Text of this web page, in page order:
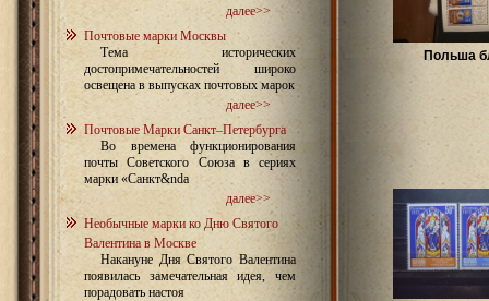
далее>>
Почтовые марки Москвы
Тема исторических
достопримечательностей широко
освещена в выпусках почтовых марок
далее>>
Почтовые Марки Санкт–Петербурга
Во времена функционирования
почты Советского Союза в сериях
марки «Санкт&nda
далее>>
Необычные марки ко Дню Святого
Валентина в Москве
Накануне Дня Святого Валентина
появилась замечательная идея, чем
порадовать настоя
Польша